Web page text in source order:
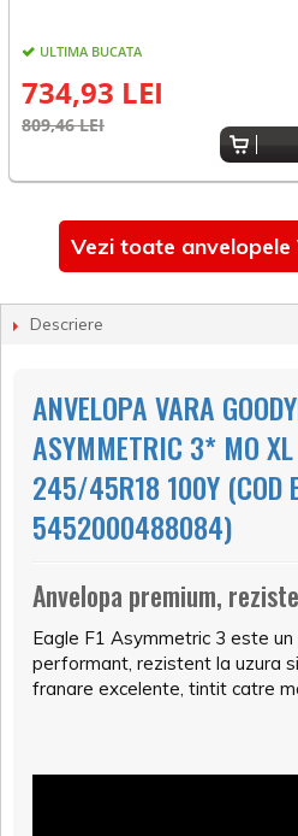
ULTIMA BUCATA
734,93 LEI
809,46 LEI
Vezi toate
Descriere
ANVELOPA VARA
ASYMMETRIC 3* MO
245/45R18 100Y (COD
5452000488084)
Anvelopa premium,
Eagle F1 Asymmetric 3 este
performant, rezistent la uzura
franare excelente, tintit catre